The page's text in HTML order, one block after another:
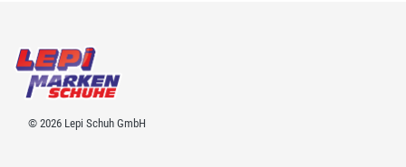
© 2026 Lepi Schuh GmbH